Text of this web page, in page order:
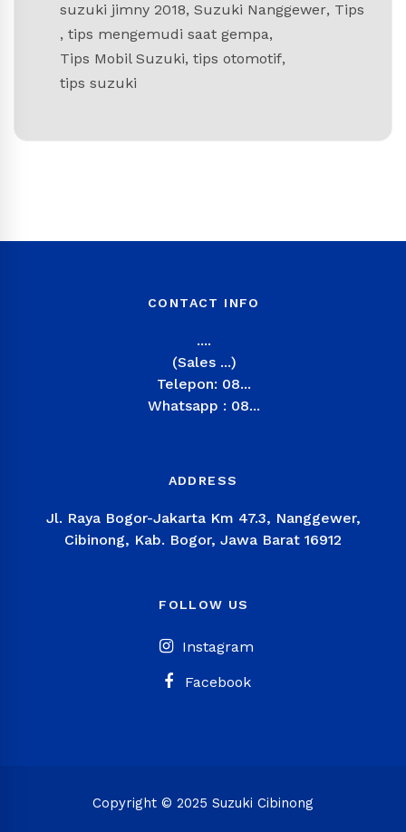
suzuki jimny 2018, Suzuki Nanggewer, Tips
, tips mengemudi saat gempa,
Tips Mobil Suzuki, tips otomotif,
tips suzuki
CONTACT INFO
....
(Sales ...)
Telepon: 08...
Whatsapp : 08...
ADDRESS
Jl. Raya Bogor-Jakarta Km 47.3, Nanggewer,
Cibinong, Kab. Bogor, Jawa Barat 16912
FOLLOW US
Instagram
Facebook
Copyright © 2025 Suzuki Cibinong